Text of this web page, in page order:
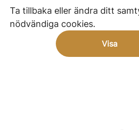
Ta tillbaka eller ändra ditt
nödvändiga cookies.
Visa